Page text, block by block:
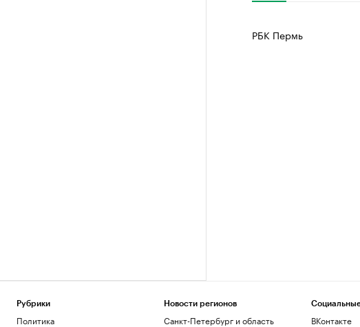
РБК Пермь
Рубрики
Политика
Новости регионов
Санкт-Петербург и область
ВКонтакте